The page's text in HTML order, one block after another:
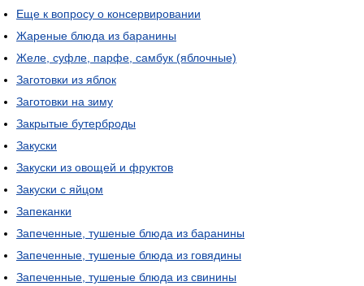
Еще к вопросу о консервировании
Жареные блюда из баранины
Желе, суфле, парфе, самбук (яблочные)
Заготовки из яблок
Заготовки на зиму
Закрытые бутерброды
Закуски
Закуски из овощей и фруктов
Закуски с яйцом
Запеканки
Запеченные, тушеные блюда из баранины
Запеченные, тушеные блюда из говядины
Запеченные, тушеные блюда из свинины